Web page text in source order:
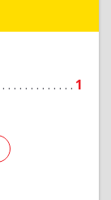
1
Подробнее